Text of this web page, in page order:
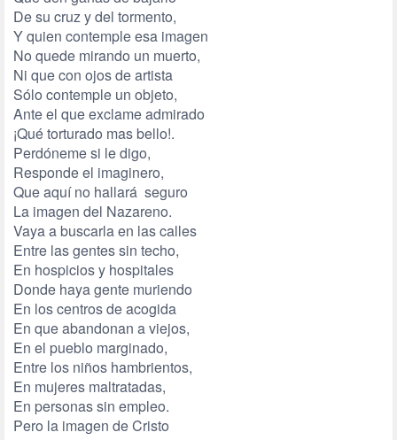
De su cruz y del tormento,
Y quien contemple esa imagen
No quede mirando un muerto,
Ni que con ojos de artista
Sólo contemple un objeto,
Ante el que exclame admirado
¡Qué torturado mas bello!.
Perdóneme si le digo,
Responde el imaginero,
Que aquí no hallará seguro
La imagen del Nazareno.
Vaya a buscarla en las calles
Entre las gentes sin techo,
En hospicios y hospitales
Donde haya gente muriendo
En los centros de acogida
En que abandonan a viejos,
En el pueblo marginado,
Entre los niños hambrientos,
En mujeres maltratadas,
En personas sin empleo.
Pero la imagen de Cristo